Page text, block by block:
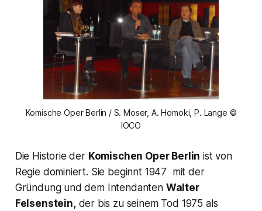
Komische Oper Berlin / S. Moser, A. Homoki, P. Lange ©
IOCO
Die Historie der Komischen Oper Berlin ist von
Regie dominiert. Sie beginnt 1947 mit der
Gründung und dem Intendanten Walter
Felsenstein,der bis zu seinem Tod 1975 als